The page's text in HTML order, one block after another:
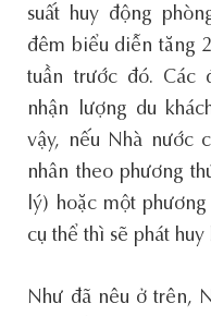
suất huy động
đêm biểu diễn tăng
tuần trước đó.
nhận lượng du
vậy, nếu Nhà nước
nhân theo phương
lý) hoặc một
cụ thể thì sẽ phát
Như đã nêu ở trên,